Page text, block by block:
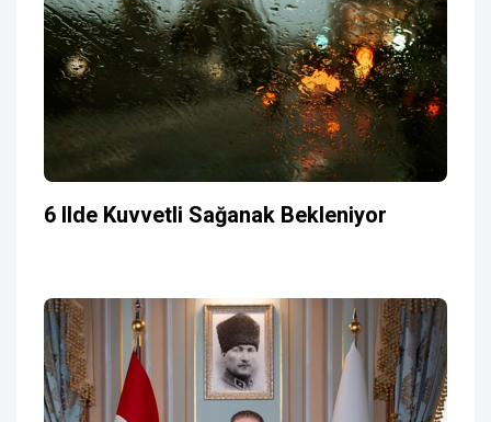
6 Ilde Kuvvetli Sağanak Bekleniyor